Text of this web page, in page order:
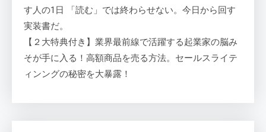
す人の1日 「読む」では終わらせない。今日から回す
実装書だ。
【２大特典付き】業界最前線で活躍する起業家の脳み
そが手に入る！高額商品を売る方法。セールスライテ
ィンングの秘密を大暴露！